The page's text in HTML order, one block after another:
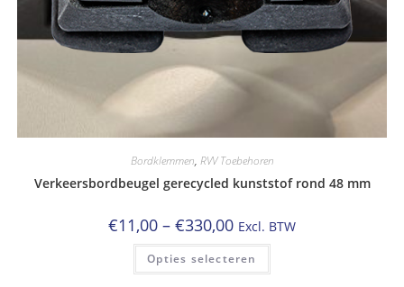
Bordklemmen, RVV Toebehoren
Verkeersbordbeugel gerecycled kunststof rond 48 mm
€11,00 – €330,00Prijsklasse:
€11,00
tot
€330,00
Excl. BTW
Opties selecteren
Dit
heeft